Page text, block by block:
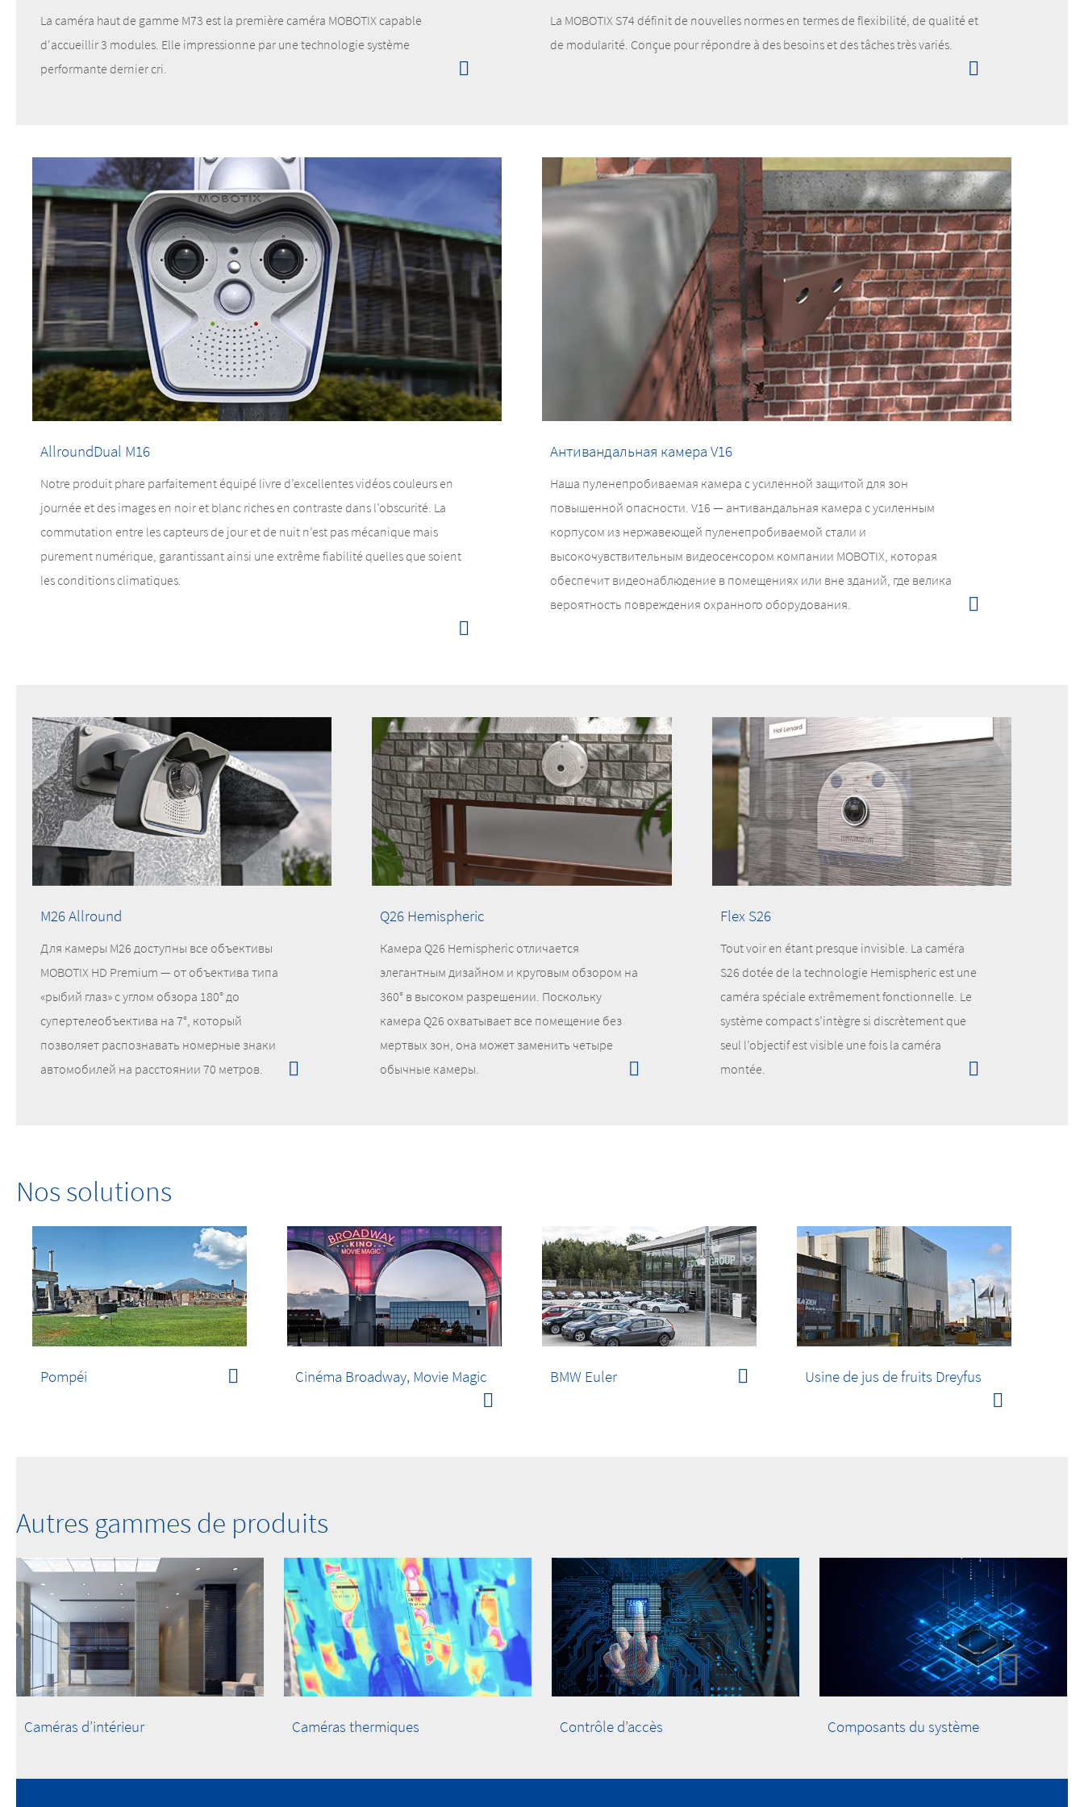
La caméra haut de gamme M73 est la première caméra MOBOTIX capable
d'accueillir 3 modules. Elle impressionne par une technologie système
performante dernier cri.
La MOBOTIX S74 définit de nouvelles normes en termes de flexibilité, de qualité et
de modularité. Conçue pour répondre à des besoins et des tâches très variés.
AllroundDual M16
Notre produit phare parfaitement équipé livre d’excellentes vidéos couleurs en
journée et des images en noir et blanc riches en contraste dans l’obscurité. La
commutation entre les capteurs de jour et de nuit n’est pas mécanique mais
purement numérique, garantissant ainsi une extrême fiabilité quelles que soient
les conditions climatiques.
Антивандальная камера V16
Наша пуленепробиваемая камера с усиленной защитой для зон
повышенной опасности. V16 — антивандальная камера с усиленным
корпусом из нержавеющей пуленепробиваемой стали и
высокочувствительным видеосенсором компании MOBOTIX, которая
обеспечит видеонаблюдение в помещениях или вне зданий, где велика
вероятность повреждения охранного оборудования.
M26 Allround
Для камеры M26 доступны все объективы
MOBOTIX HD Premium — от объектива типа
«рыбий глаз» с углом обзора 180° до
супертелеобъектива на 7°, который
позволяет распознавать номерные знаки
автомобилей на расстоянии 70 метров.
Q26 Hemispheric
Камера Q26 Hemispheric отличается
элегантным дизайном и круговым обзором на
360° в высоком разрешении. Поскольку
камера Q26 охватывает все помещение без
мертвых зон, она может заменить четыре
обычные камеры.
Flex S26
Tout voir en étant presque invisible. La caméra
S26 dotée de la technologie Hemispheric est une
caméra spéciale extrêmement fonctionnelle. Le
système compact s’intègre si discrètement que
seul l’objectif est visible une fois la caméra
montée.
Nos solutions
Pompéi Cinéma Broadway, Movie Magic BMW Euler Usine de jus de fruits Dreyfus
Autres gammes de produits
Caméras d’intérieur Caméras thermiques Contrôle d’accès Composants du système